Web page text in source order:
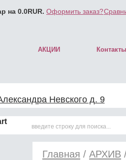
на 0.0RUR. Оформить заказ?
АКЦИИ Контакты
Невского д. 9
Главная / АРХИВ